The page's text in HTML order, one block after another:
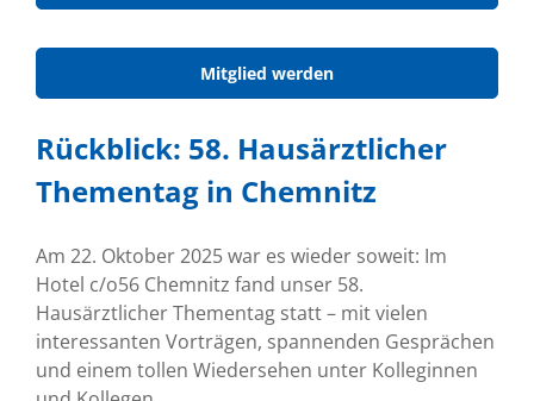
Mitglied werden
Rückblick: 58. Hausärztlicher
Thementag in Chemnitz
Am 22. Oktober 2025 war es wieder soweit: Im
Hotel c/o56 Chemnitz fand unser 58.
Hausärztlicher Thementag statt – mit vielen
interessanten Vorträgen, spannenden Gesprächen
und einem tollen Wiedersehen unter Kolleginnen